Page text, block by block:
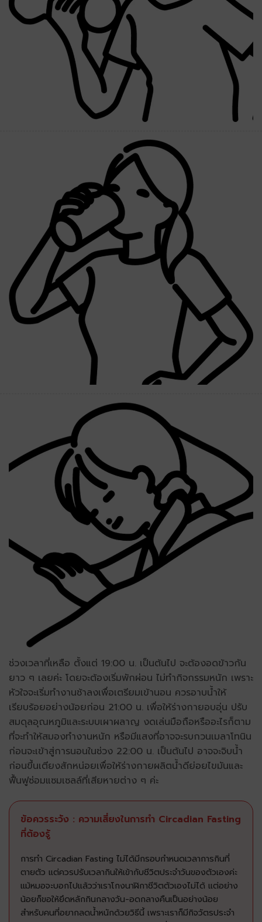
ช่วงเวลาที่เหลือ ตั้งแต่ 19:00 น. เป็นต้นไป จะต้องอดข้าวกัน
ยาว ๆ เลยค่ะ โดยจะต้องเริ่มพักผ่อน ไม่ทำกิจกรรมหนัก เพราะ
หัวใจจะเริ่มทำงานช้าลงเพื่อเตรียมเข้านอน ควรอาบน้ำให้
เรียบร้อยอย่างน้อยก่อน 21:00 น. เพื่อให้ร่างกายอบอุ่น ปรับ
สมดุลอุณหภูมิและระบบเผาผลาญ งดเล่นมือถือหรืออะไรก็ตาม
ที่จะทำให้สมองทำงานหนัก หรือมีแสงที่อาจจะรบกวนเมลาโทนิน
ก่อนจะเข้าสู่การนอนในช่วง 22:00 น. เป็นต้นไป อาจจะจิบน้ำ
ก่อนขึ้นเตียงสักหน่อยเพื่อให้ร่างกายผลิตน้ำดีย่อยไขมันและ
ฟื้นฟูซ่อมแซมเซลล์ที่เสียหายต่าง ๆ ค่ะ
ข้อควรระวัง : ความเสี่ยงในการทำ Circadian Fasting
ที่ต้องรู้
การทำ Circadian Fasting ไม่ได้มีกรอบกำหนดเวลาการกินที่
ตายตัว แต่ควรปรับเวลากินให้เข้ากับชีวิตประจำวันของตัวเองค่ะ
แม้หมอจะบอกไปแล้วว่าเราโกงนาฬิกาชีวิตตัวเองไม่ได้ แต่อย่าง
น้อยก็ขอให้ยึดหลักกินกลางวัน-อดกลางคืนเป็นอย่างน้อย
สำหรับคนที่อยากลดน้ำหนักด้วยวิธีนี้ เพราะเราก็มีกิจวัตรประจำ